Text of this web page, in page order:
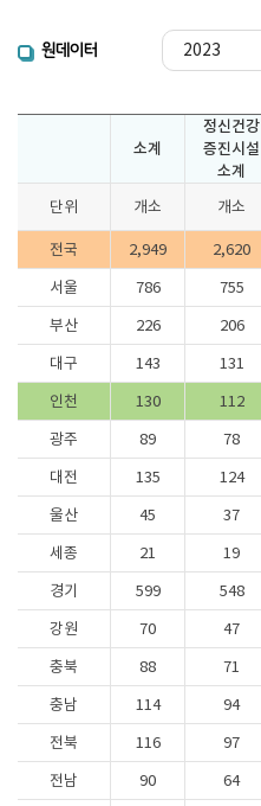
원데이터
소계
정신건강
증진시설
소계
단위 개소 개소
전국 2,949 2,620
서울
786 755
부산
226 206
대구
143 131
인천
130 112
광주
89 78
대전
135 124
울산
45 37
세종
21 19
경기
599 548
강원
70 47
충북
88 71
충남
114 94
전북
116 97
전남
90 64